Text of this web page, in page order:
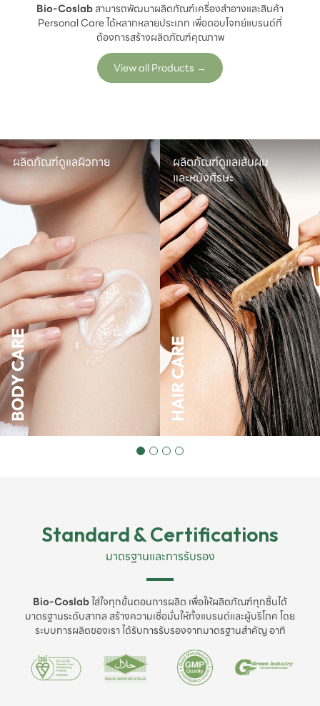
Bio-Coslabสามารถพัฒนาผลิตภัณฑ์เครื่องสำอางและสินค้า
Personal Care ได้หลากหลายประเภท เพื่อตอบโจทย์แบรนด์ที่
ต้องการสร้างผลิตภัณฑ์คุณภาพ
View all Products →
ผลิตภัณฑ์ดูแลผิวกาย
ผลิตภัณฑ์ดูแลเส้นผม
และหนังศีรษะ
Standard & Certifications
มาตรฐานและการรับรอง
Bio-Coslabใส่ใจทุกขั้นตอนการผลิต เพื่อให้ผลิตภัณฑ์ทุกชิ้นได้
มาตรฐานระดับสากล สร้างความเชื่อมั่นให้ทั้งแบรนด์และผู้บริโภค โดย
ระบบการผลิตของเรา ได้รับการรับรองจากมาตรฐานสำคัญ อาทิ